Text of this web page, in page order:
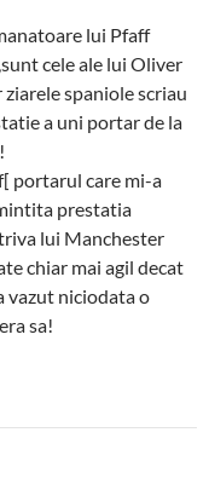
lui Pfaff
cele ale lui Oliver
spaniole scriau
a uni portar de la
portarul care mi-a
prestatia
lui Manchester
chiar mai agil decat
vazut niciodata o
sa!